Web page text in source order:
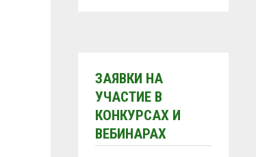
ЗАЯВКИ НА
УЧАСТИЕ В
КОНКУРСАХ И
ВЕБИНАРАХ